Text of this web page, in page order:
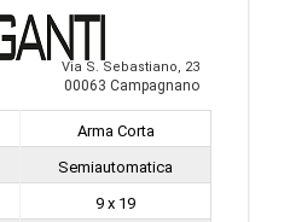
Via S. Sebastiano, 23
00063 Campagnano
Arma Corta
Semiautomatica
9 x 19